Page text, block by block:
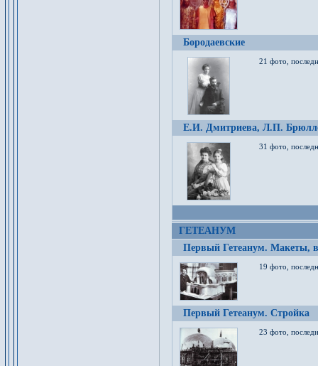
Бородаевские
21 фото,
Е.И. Дмитриева, Л.П.
31 фото,
ГЕТЕАНУМ
Первый Гетеанум. Макеты,
19 фото,
Первый Гетеанум. Стройка
23 фото,